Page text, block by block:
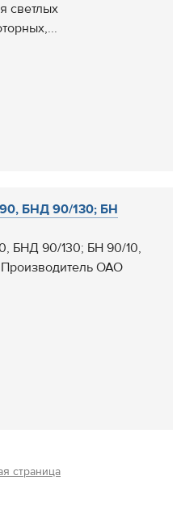
светлых
БНД 90/130; БН
БНД 90/130; БН 90/10,
ОАО
страница